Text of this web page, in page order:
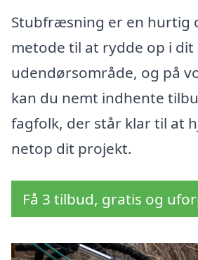
Stubfræsning er en hurtig
metode til at rydde op i dit
udendørsområde, og på
kan du nemt indhente
fagfolk, der står klar til at
netop dit projekt.
Få 3 tilbud, gratis og